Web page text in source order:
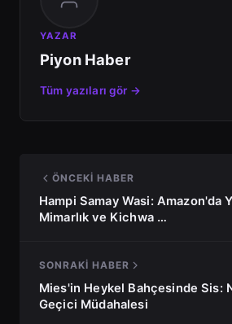
YAZAR
Piyon Haber
Tüm yazıları gör →
ÖNCEKI HABER
Hampi Samay Wasi: Amazon'da
Mimarlık ve Kichwa …
SONRAKI HABER
Mies'in Heykel Bahçesinde Sis:
Geçici Müdahalesi